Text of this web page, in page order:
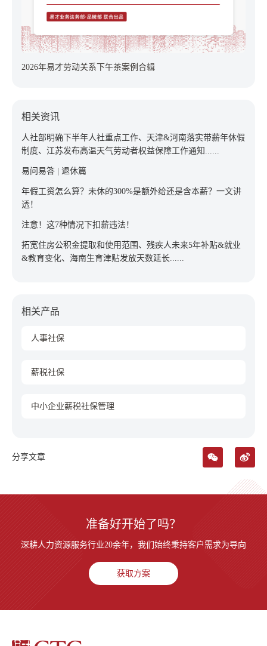
2026年易才劳动关系下午茶案例合辑
相关资讯
人社部明确下半年人社重点工作、天津&河南落实带薪年休假
制度、江苏发布高温天气劳动者权益保障工作通知......
易问易答 | 退休篇
年假工资怎么算？未休的300%是额外给还是含本薪？一文讲
透！
注意！这7种情况下扣薪违法！
拓宽住房公积金提取和使用范围、残疾人未来5年补贴&就业
&教育变化、海南生育津贴发放天数延长......
相关产品
人事社保
薪税社保
中小企业薪税社保管理
分享文章
准备好开始了吗？
深耕人力资源服务行业20余年，我们始终秉持客户需求为导向
获取方案